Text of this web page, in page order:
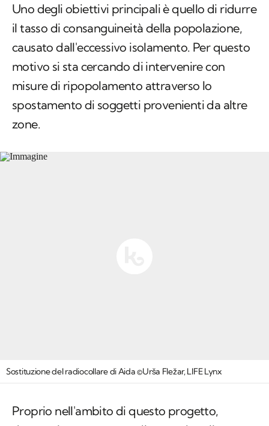
Uno degli obiettivi principali è quello di ridurre
il tasso di consanguineità della popolazione,
causato dall'eccessivo isolamento. Per questo
motivo si sta cercando di intervenire con
misure di ripopolamento attraverso lo
spostamento di soggetti provenienti da altre
zone.
Sostituzione del radiocollare di Aida ©Urša Fležar, LIFE Lynx
Proprio nell'ambito di questo progetto,